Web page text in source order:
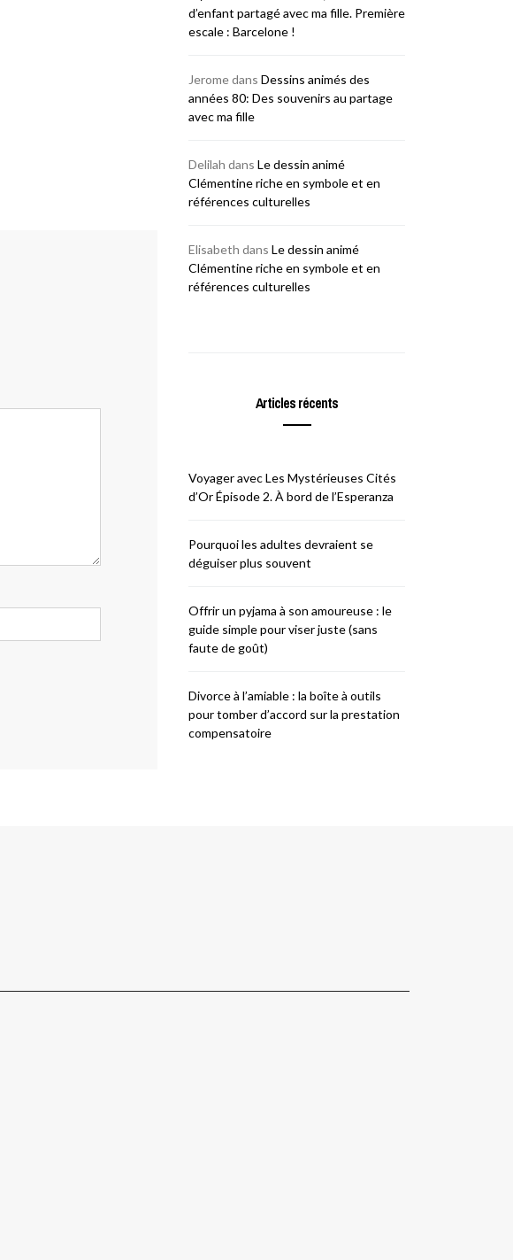
d’enfant partagé avec ma fille. Première
escale : Barcelone !
Jeromedans Dessins animés des
années 80: Des souvenirs au partage
avec ma fille
Delilah dans Le dessin animé
Clémentine riche en symbole et en
références culturelles
Elisabeth dans Le dessin animé
Clémentine riche en symbole et en
références culturelles
Articles récents
Voyager avec Les Mystérieuses Cités
d’Or Épisode 2. À bord de l’Esperanza
Pourquoi les adultes devraient se
déguiser plus souvent
Offrir un pyjama à son amoureuse : le
guide simple pour viser juste (sans
faute de goût)
Divorce à l’amiable : la boîte à outils
pour tomber d’accord sur la prestation
compensatoire